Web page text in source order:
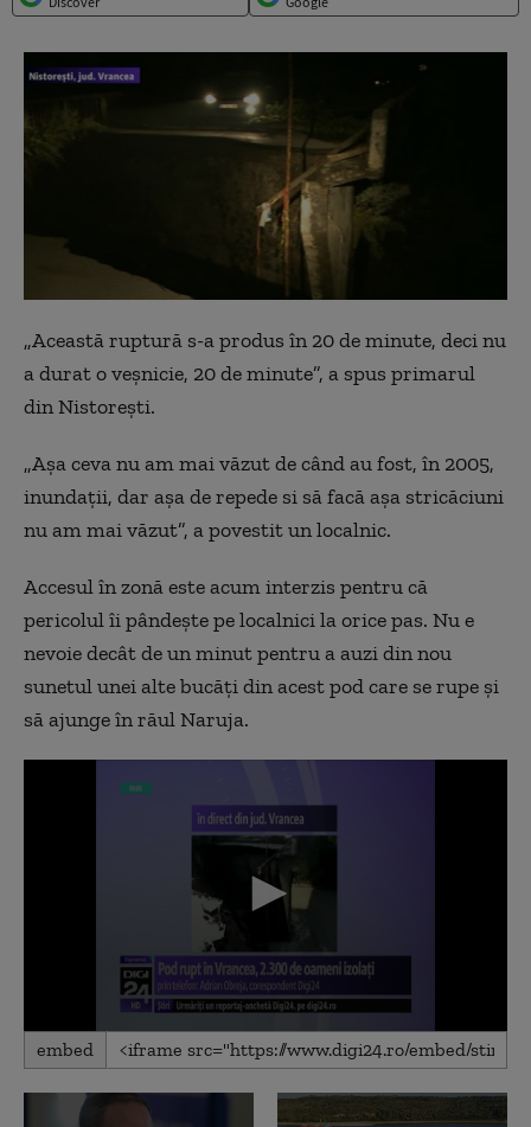
„Această ruptură s-a produs în 20 de minute, deci nu
a durat o veşnicie, 20 de minute”, a spus primarul
din Nistorești.
„Aşa ceva nu am mai văzut de când au fost, în 2005,
inundații, dar aşa de repede si să facă aşa stricăciuni
nu am mai văzut”, a povestit un localnic.
Accesul în zonă este acum interzis pentru că
pericolul îi pândeşte pe localnici la orice pas. Nu e
nevoie decât de un minut pentru a auzi din nou
sunetul unei alte bucăţi din acest pod care se rupe şi
să ajunge în răul Naruja.
0
seconds
4
minutes,
embed